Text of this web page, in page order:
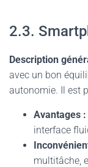
2.3.
Description
avec un bon
autonomie. Il est
Avantages :
interface
multitâche,